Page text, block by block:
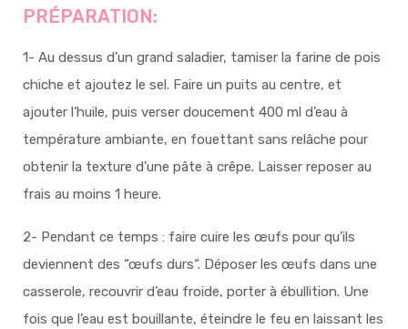
PRÉPARATION:
1- Au dessus d’un grand saladier, tamiser la farine de pois
chiche et ajoutez le sel. Faire un puits au centre, et
ajouter l’huile, puis verser doucement 400 ml d’eau à
température ambiante, en fouettant sans relâche pour
obtenir la texture d’une pâte à crêpe. Laisser reposer au
frais au moins 1 heure.
2- Pendant ce temps : faire cuire les œufs pour qu’ils
deviennent des “œufs durs“. Déposer les œufs dans une
casserole, recouvrir d’eau froide, porter à ébullition. Une
fois que l’eau est bouillante, éteindre le feu en laissant les